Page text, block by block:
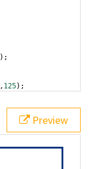
);
, 125);
bottom ,
Preview